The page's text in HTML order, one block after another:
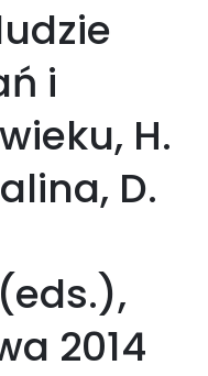
i
H.
D.
2014